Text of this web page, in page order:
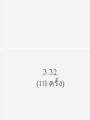
3.32
(19 ครั้ง)